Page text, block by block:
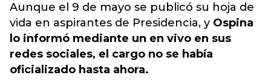
Aunque el 9 de mayo se publicó su hoja de
vida en aspirantes de Presidencia, y Ospina
lo informó mediante un en vivo en sus
redes sociales, el cargo no se había
oficializado hasta ahora.